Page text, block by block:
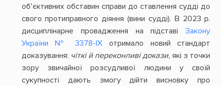
об’єктивних обставин справи до ставлення судді до
свого протиправного діяння (вини судді). В 2023 р.
дисциплінарне провадження на підставіЗакону
України № 3378-IX отримало новий стандарт
доказування: чіткі й переконливі докази, які з точки
зору звичайної розсудливої людини у своїй
сукупності дають змогу дійти висновку про